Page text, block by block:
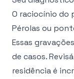
O raciocínio do
Pérolas ou
Essas
de casos.
residência é